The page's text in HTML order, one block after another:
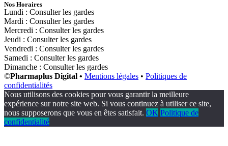
Nos Horaires
Lundi : Consulter les gardes
Mardi : Consulter les gardes
Mercredi : Consulter les gardes
Jeudi : Consulter les gardes
Vendredi : Consulter les gardes
Samedi : Consulter les gardes
Dimanche : Consulter les gardes
©Pharmaplus Digital • Mentions légales • Politiques de
confidentialités
Nous utilisons des cookies pour vous garantir la meilleure
expérience sur notre site web. Si vous continuez à utiliser ce site,
nous supposerons que vous en êtes satisfait. OK Politique de
confidentialité